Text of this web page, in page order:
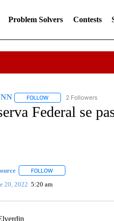
Problem Solvers Contests
FOLLOWFOLLOW "NOTICIAS -
2 Followers
Federal se
FOLLOWFOLLOW "" TO
20, 2022 5:20 am